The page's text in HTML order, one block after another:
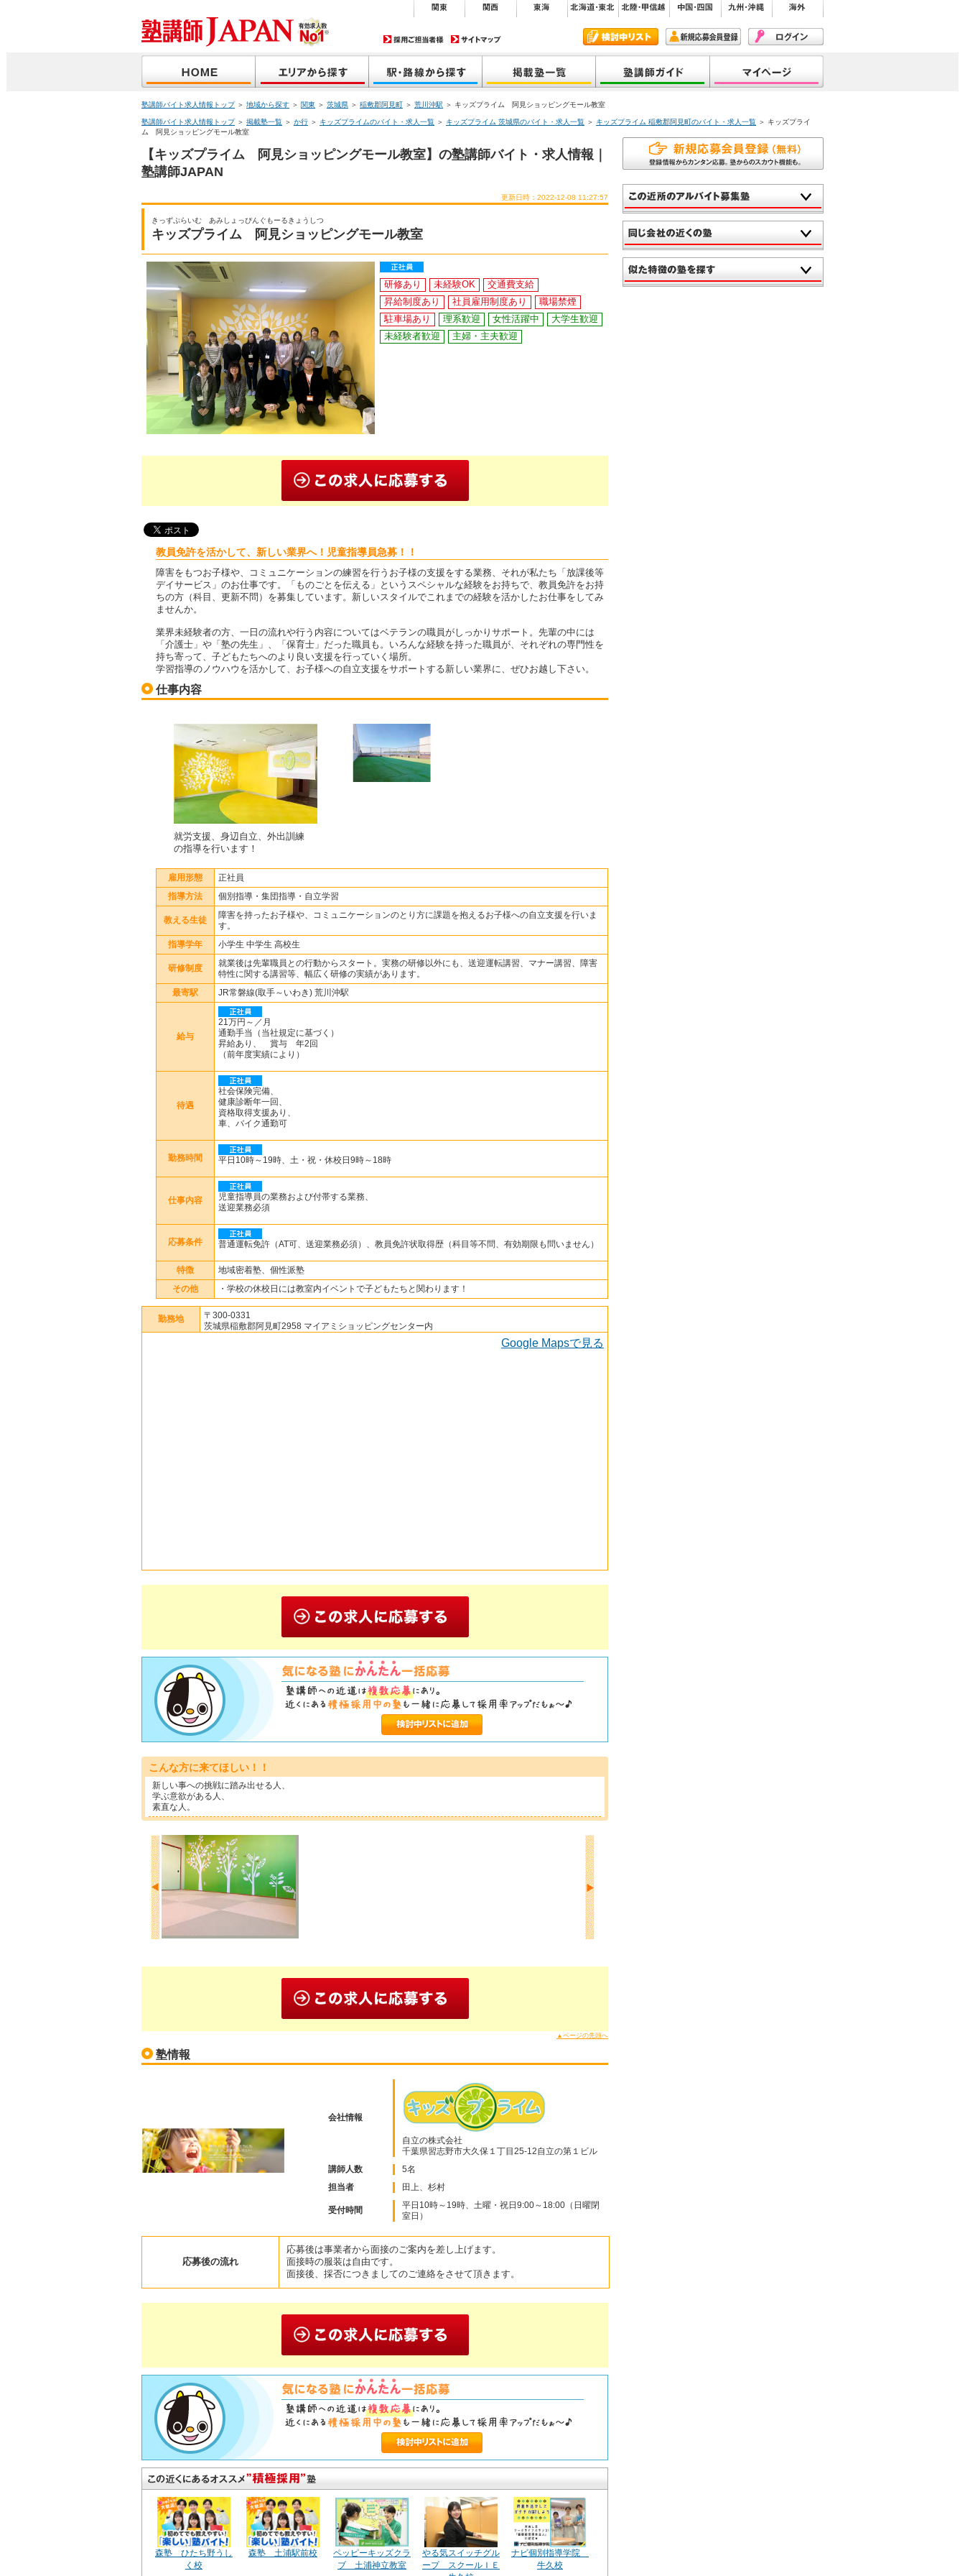
塾講師バイト求人情報トップ＞ 地域から探す ＞ 関東 ＞ 茨城県 ＞ 稲敷郡阿見町 ＞ 荒川沖駅 ＞ キッズプライム 阿見ショッピングモール教室
塾講師バイト求人情報トップ＞ 掲載塾一覧 ＞ か行 ＞ キッズプライムのバイト・求人一覧 ＞ キッズプライム 茨城県のバイト・求人一覧 ＞ キッズプライム 稲敷郡阿見町のバイト・求人一覧 ＞ キッズプライ
ム 阿見ショッピングモール教室
【キッズプライム 阿見ショッピングモール教室】の塾講師バイト・求人情報｜
塾講師JAPAN
更新日時：2022-12-08 11:27:57
きっずぷらいむ あみしょっぴんぐもーるきょうしつ
キッズプライム 阿見ショッピングモール教室
研修あり 未経験OK
交通費支給
昇給制度あり
社員雇用制度あり
職場禁煙
駐車場あり
理系歓迎 女性活躍中
大学生歓迎
未経験者歓迎
主婦・主夫歓迎
教員免許を活かして、新しい業界へ！児童指導員急募！！
障害をもつお子様や、コミュニケーションの練習を行うお子様の支援をする業務、それが私たち「放課後等
デイサービス」のお仕事です。「ものごとを伝える」というスペシャルな経験をお持ちで、教員免許をお持
ちの方（科目、更新不問）を募集しています。新しいスタイルでこれまでの経験を活かしたお仕事をしてみ
ませんか。
業界未経験者の方、一日の流れや行う内容についてはベテランの職員がしっかりサポート。先輩の中には
「介護士」や「塾の先生」、「保育士」だった職員も。いろんな経験を持った職員が、それぞれの専門性を
持ち寄って、子どもたちへのより良い支援を行っていく場所。
学習指導のノウハウを活かして、お子様への自立支援をサポートする新しい業界に、ぜひお越し下さい。
仕事内容
就労支援、身辺自立、外出訓練
の指導を行います！
雇用形態 正社員
指導方法 個別指導・集団指導・自立学習
教える生徒
障害を持ったお子様や、コミュニケーションのとり方に課題を抱えるお子様への自立支援を行いま
す。
指導学年 小学生 中学生 高校生
研修制度
就業後は先輩職員との行動からスタート。実務の研修以外にも、送迎運転講習、マナー講習、障害
特性に関する講習等、幅広く研修の実績があります。
最寄駅 JR常磐線(取手～いわき) 荒川沖駅
給与
21万円～／月
通勤手当（当社規定に基づく）
昇給あり、 賞与 年2回
（前年度実績により）
待遇
社会保険完備、
健康診断年一回、
資格取得支援あり、
車、バイク通勤可
勤務時間 平日10時～19時、土・祝・休校日9時～18時
仕事内容
児童指導員の業務および付帯する業務、
送迎業務必須
応募条件 普通運転免許（AT可、送迎業務必須）、教員免許状取得歴（科目等不問、有効期限も問いません）
特徴 地域密着塾、個性派塾
その他 ・学校の休校日には教室内イベントで子どもたちと関わります！
勤務地
〒300-0331
茨城県稲敷郡阿見町2958 マイアミショッピングセンター内
Google Mapsで見る
こんな方に来てほしい！！
新しい事への挑戦に踏み出せる人、
学ぶ意欲がある人、
素直な人。
▲ページの先頭へ
塾情報
会社情報
自立の株式会社
千葉県習志野市大久保１丁目25-12自立の第１ビル
講師人数 5名
担当者 田上、杉村
受付時間
平日10時～19時、土曜・祝日9:00～18:00（日曜閉
室日）
応募後の流れ
応募後は事業者から面接のご案内を差し上げます。
面接時の服装は自由です。
面接後、採否につきましてのご連絡をさせて頂きます。
森塾 ひたち野うし
く校
森塾 土浦駅前校
ペッピーキッズクラ
ブ 土浦神立教室
やる気スイッチグル
ープ スクールＩＥ
ナビ個別指導学院
牛久校